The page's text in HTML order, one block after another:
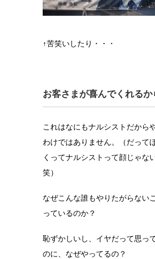
↑苦笑いしたり・・・
お客さまが喜んでくれるか
これはなにもナルシストだから
わけではありません。（だって
くってナルシストって顔じゃな
笑）
なぜこんな誰もやりたがらない
っているのか？
恥ずかしいし、イヤだって思っ
のに、なぜやってるの？